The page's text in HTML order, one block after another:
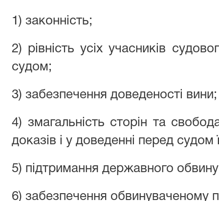
1) законність;
2) рівність усіх учасників
судом;
3) забезпечення доведеності вини;
4) змагальність сторін та
доказів і у доведенні перед судом
5) підтримання державного
6) забезпечення обвинуваченому